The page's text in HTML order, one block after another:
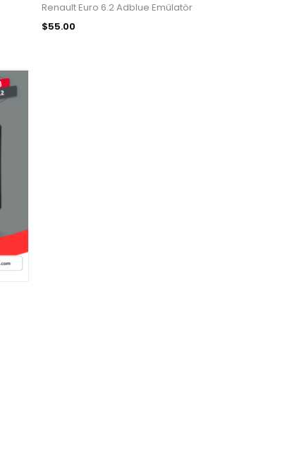
Renault Euro 6.2 Adblue Emülatör
$55.00